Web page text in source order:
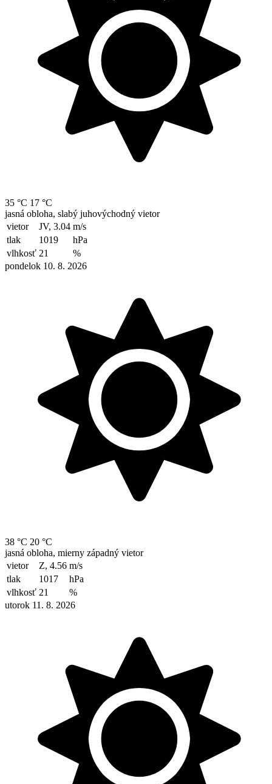
35 °C 17 °C
jasná obloha, slabý juhovýchodný vietor
vietor
JV, 3.04 m/s
tlak
1019
hPa
vlhkosť 21
%
pondelok 10. 8. 2026
38 °C 20 °C
jasná obloha, mierny západný vietor
vietor
Z, 4.56 m/s
tlak
1017
hPa
vlhkosť 21
%
utorok 11. 8. 2026